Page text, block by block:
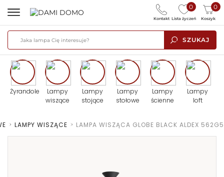
SZUKAJ
0
Lista życzeń
0
Koszyk
Kontakt
Żyrandole
Lampy
wiszące
Lampy
stojące
Lampy
stołowe
Lampy
ścienne
Lampy
loft
> LAMPY WISZĄCE > LAMPA WISZĄCA GLOBE BLACK ALDEX 562G5